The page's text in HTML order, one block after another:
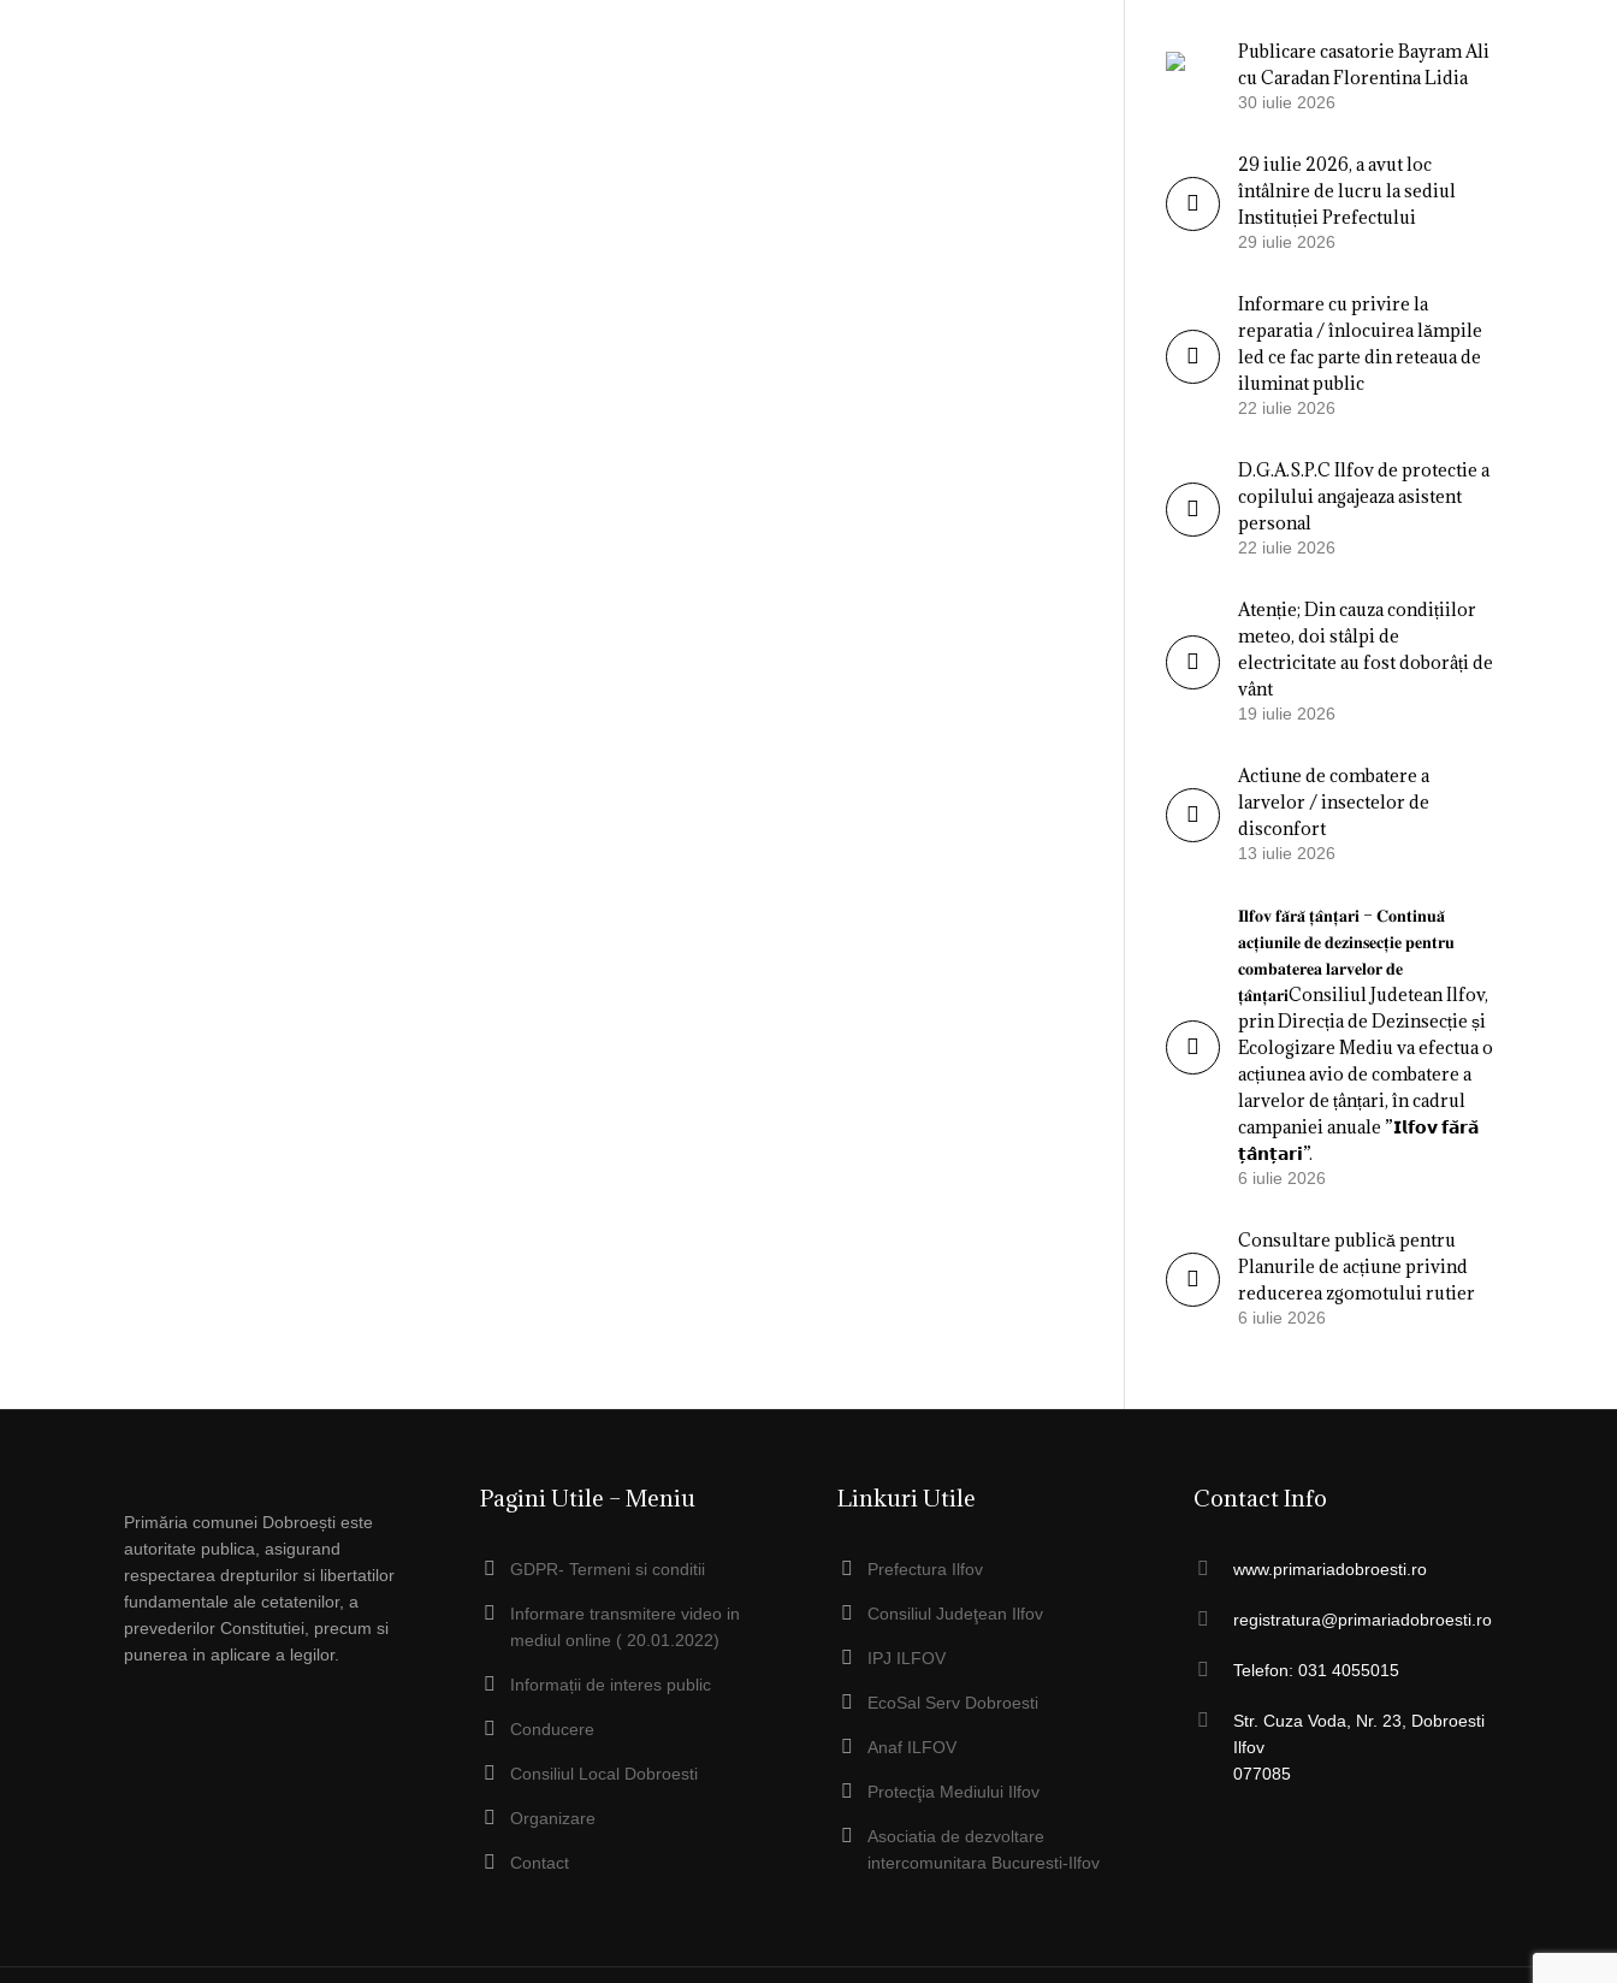
Publicare casatorie Bayram Ali
cu Caradan Florentina Lidia
30 iulie 2026
29 iulie 2026, a avut loc
întâlnire de lucru la sediul
Instituției Prefectului
29 iulie 2026
Informare cu privire la
reparatia / înlocuirea lămpile
led ce fac parte din reteaua de
iluminat public
22 iulie 2026
D.G.A.S.P.C Ilfov de protectie a
copilului angajeaza asistent
personal
22 iulie 2026
Atenție; Din cauza condițiilor
meteo, doi stâlpi de
electricitate au fost doborâți de
vânt
19 iulie 2026
Actiune de combatere a
larvelor / insectelor de
disconfort
13 iulie 2026
𝐈𝐥𝐟𝐨𝐯 𝐟𝐚̆𝐫𝐚̆ 𝐭̦𝐚̂𝐧𝐭̦𝐚𝐫𝐢 – 𝐂𝐨𝐧𝐭𝐢𝐧𝐮𝐚̆
𝐚𝐜𝐭̦𝐢𝐮𝐧𝐢𝐥𝐞 𝐝𝐞 𝐝𝐞𝐳𝐢𝐧𝐬𝐞𝐜𝐭̦𝐢𝐞 𝐩𝐞𝐧𝐭𝐫𝐮
𝐜𝐨𝐦𝐛𝐚𝐭𝐞𝐫𝐞𝐚 𝐥𝐚𝐫𝐯𝐞𝐥𝐨𝐫 𝐝𝐞
𝐭̦𝐚̂𝐧𝐭̦𝐚𝐫𝐢Consiliul Judetean Ilfov,
prin Direcția de Dezinsecție și
Ecologizare Mediu va efectua o
acțiunea avio de combatere a
larvelor de țânțari, în cadrul
campaniei anuale ”𝗜𝗹𝗳𝗼𝘃 𝗳𝗮̆𝗿𝗮̆
𝘁̦𝗮̂𝗻𝘁̦𝗮𝗿𝗶”.
6 iulie 2026
Consultare publică pentru
Planurile de acțiune privind
reducerea zgomotului rutier
6 iulie 2026
Primăria comunei Dobroești este
autoritate publica, asigurand
respectarea drepturilor si libertatilor
fundamentale ale cetatenilor, a
prevederilor Constitutiei, precum si
punerea in aplicare a legilor.
Pagini Utile – Meniu
GDPR- Termeni si conditii
Informare transmitere video in
mediul online ( 20.01.2022)
Informații de interes public
Conducere
Consiliul Local Dobroesti
Organizare
Contact
Linkuri Utile
Prefectura Ilfov
Consiliul Judeţean Ilfov
IPJ ILFOV
EcoSal Serv Dobroesti
Anaf ILFOV
Protecţia Mediului Ilfov
Asociatia de dezvoltare
intercomunitara Bucuresti-Ilfov
Contact Info
www.primariadobroesti.ro
registratura@primariadobroesti.ro
Telefon: 031 4055015
Str. Cuza Voda, Nr. 23, Dobroesti
Ilfov
077085